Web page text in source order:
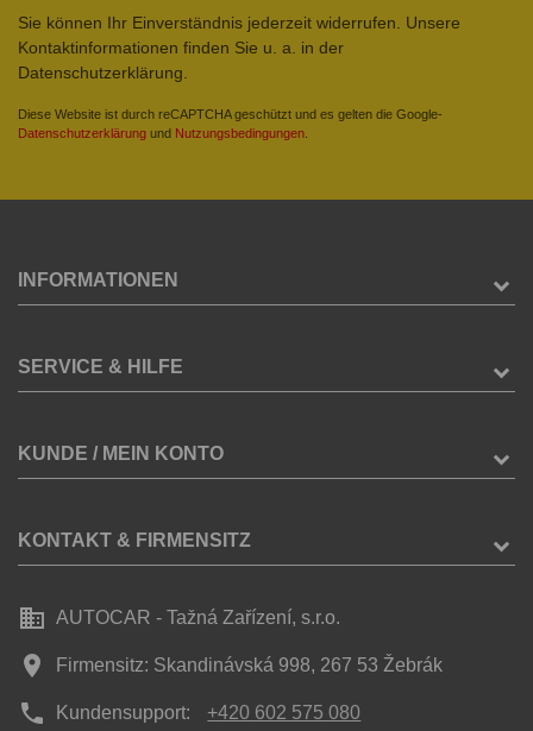
Sie können Ihr Einverständnis jederzeit widerrufen. Unsere
Kontaktinformationen finden Sie u. a. in der
Datenschutzerklärung.
Diese Website ist durch reCAPTCHA geschützt und es gelten die Google-
Datenschutzerklärung und Nutzungsbedingungen
INFORMATIONEN
SERVICE & HILFE
KUNDE / MEIN KONTO
KONTAKT & FIRMENSITZ
business AUTOCAR - Tažná Zařízení, s.r.o.
place Firmensitz: Skandinávská 998, 267 53 Žebrák
phone Kundensupport: +420 602 575 080